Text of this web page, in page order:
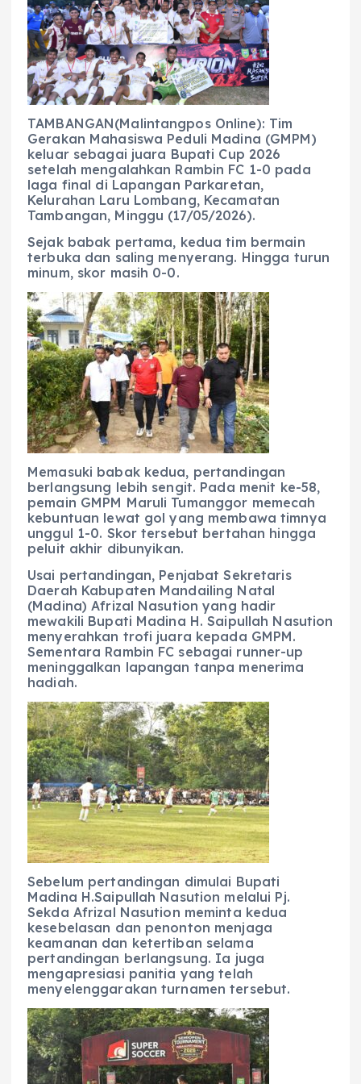
b
o
o
k
A
p
p
r
a
m
n
g
er
TAMBANGAN(Malintangpos Online): Tim
Gerakan Mahasiswa Peduli Madina (GMPM)
keluar sebagai juara Bupati Cup 2026
setelah mengalahkan Rambin FC 1-0 pada
laga final di Lapangan Parkaretan,
Kelurahan Laru Lombang, Kecamatan
Tambangan, Minggu (17/05/2026).
Sejak babak pertama, kedua tim bermain
terbuka dan saling menyerang. Hingga turun
minum, skor masih 0-0.
Memasuki babak kedua, pertandingan
berlangsung lebih sengit. Pada menit ke-58,
pemain GMPM Maruli Tumanggor memecah
kebuntuan lewat gol yang membawa timnya
unggul 1-0. Skor tersebut bertahan hingga
peluit akhir dibunyikan.
Usai pertandingan, Penjabat Sekretaris
Daerah Kabupaten Mandailing Natal
(Madina) Afrizal Nasution yang hadir
mewakili Bupati Madina H. Saipullah Nasution
menyerahkan trofi juara kepada GMPM.
Sementara Rambin FC sebagai runner-up
meninggalkan lapangan tanpa menerima
hadiah.
Sebelum pertandingan dimulai Bupati
Madina H.Saipullah Nasution melalui Pj.
Sekda Afrizal Nasution meminta kedua
kesebelasan dan penonton menjaga
keamanan dan ketertiban selama
pertandingan berlangsung. Ia juga
mengapresiasi panitia yang telah
menyelenggarakan turnamen tersebut.